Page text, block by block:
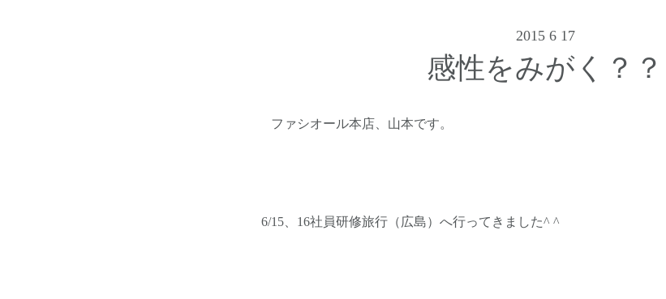
2015 6 17
感性をみがく？？
ファシオール本店、山本です。
6/15、16社員研修旅行（広島）へ行ってきました^ ^